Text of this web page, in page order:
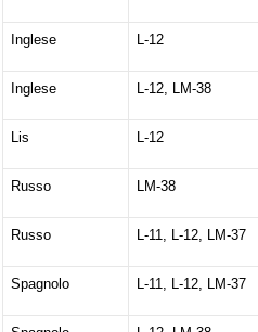
Inglese L-12
Inglese L-12, LM-38
Lis L-12
Russo LM-38
Russo L-11, L-12, LM-37
Spagnolo L-11, L-12, LM-37